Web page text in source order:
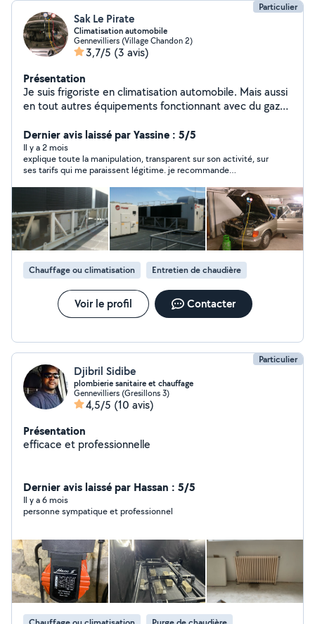
Particulier
Sak Le Pirate
Climatisation automobile
Gennevilliers (Village Chandon 2)
3,7/5 (3 avis)
Présentation
Je suis frigoriste en climatisation automobile. Mais aussi
en tout autres équipements fonctionnant avec du gaz
climatisations automobiles. Je trouve également les
fuites et procédes a des diagnostics fiables. Résultats
assurés ! Je met en location des climatiseurs mobile
monobloc de 3,5kW. Je peux livrés sur place si besoin.
Nombres limités : un dizaine un peu près.
Dernier avis laissé par Yassine : 5/5
Il y a 2 mois
explique toute la manipulation, transparent sur son activité, sur
ses tarifs qui me paraissent légitime. je recommande
Chauffage ou climatisation Entretien de chaudière
Voir le profil Contacter
Particulier
Djibril Sidibe
plombierie sanitaire et chauffage
Gennevilliers (Gresillons 3)
4,5/5 (10 avis)
Présentation
efficace et professionnelle
Dernier avis laissé par Hassan : 5/5
Il y a 6 mois
personne sympatique et professionnel